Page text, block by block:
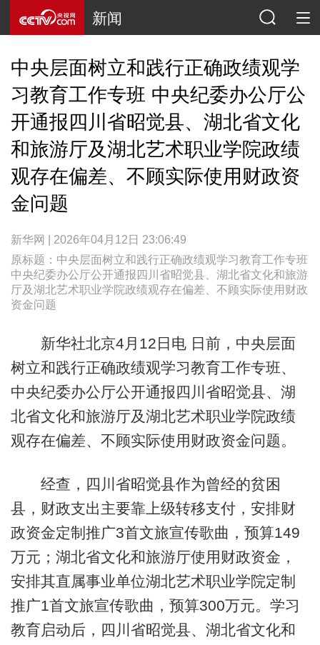
新闻
中央层面树立和践行正确政绩观学
习教育工作专班 中央纪委办公厅公
开通报四川省昭觉县、湖北省文化
和旅游厅及湖北艺术职业学院政绩
观存在偏差、不顾实际使用财政资
金问题
新华网 | 2026年04月12日 23:06:49
原标题：中央层面树立和践行正确政绩观学习教育工作专班
中央纪委办公厅公开通报四川省昭觉县、湖北省文化和旅游
厅及湖北艺术职业学院政绩观存在偏差、不顾实际使用财政
资金问题
新华社北京4月12日电 日前，中央层面
树立和践行正确政绩观学习教育工作专班、
中央纪委办公厅公开通报四川省昭觉县、湖
北省文化和旅游厅及湖北艺术职业学院政绩
观存在偏差、不顾实际使用财政资金问题。
经查，四川省昭觉县作为曾经的贫困
县，财政支出主要靠上级转移支付，安排财
政资金定制推广3首文旅宣传歌曲，预算149
万元；湖北省文化和旅游厅使用财政资金，
安排其直属事业单位湖北艺术职业学院定制
推广1首文旅宣传歌曲，预算300万元。学习
教育启动后，四川省昭觉县、湖北省文化和